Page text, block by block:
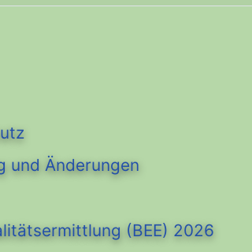
und Änderungen
(BEE) 2026